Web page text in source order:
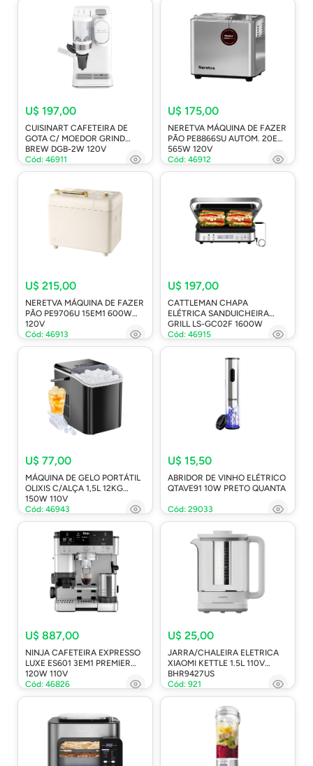
U$ 197,00
CUISINART CAFETEIRA DE
GOTA C/ MOEDOR GRIND
BREW DGB-2W 120V
Cód: 46911
U$ 175,00
NERETVA MÁQUINA DE FAZER
PÃO PE8866SU AUTOM. 20EM1
565W 120V
Cód: 46912
U$ 215,00
NERETVA MÁQUINA DE FAZER
PÃO PE9706U 15EM1 600W
120V
Cód: 46913
U$ 197,00
CATTLEMAN CHAPA
ELÉTRICA SANDUICHEIRA
GRILL LS-GC02F 1600W
Cód: 46915
U$ 77,00
MÁQUINA DE GELO PORTÁTIL
OLIXIS C/ALÇA 1,5L 12KG
150W 110V
Cód: 46943
U$ 15,50
ABRIDOR DE VINHO ELÉTRICO
QTAVE91 10W PRETO QUANTA
Cód: 29033
U$ 887,00
NINJA CAFETEIRA EXPRESSO
LUXE ES601 3EM1 PREMIER
120W 110V
Cód: 46826
U$ 25,00
JARRA/CHALEIRA ELETRICA
XIAOMI KETTLE 1.5L 110V
BHR9427US
Cód: 921